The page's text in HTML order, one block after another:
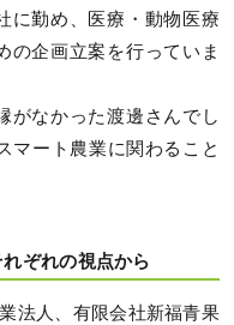
に勤め、医療・動物医療
の企画立案を行っていま
がなかった渡邊さんでし
マート農業に関わること
ぞれの視点から
法人、有限会社新福青果